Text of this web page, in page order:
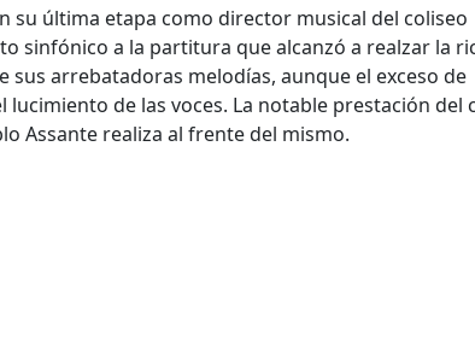
su última etapa como director musical del coliseo
sinfónico a la partitura que alcanzó a realzar la
arrebatadoras melodías, aunque el exceso de
de las voces. La notable prestación del
Assante realiza al frente del mismo.